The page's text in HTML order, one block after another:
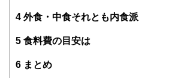
4 外食・中食それとも内食派
5 食料費の目安は
6 まとめ